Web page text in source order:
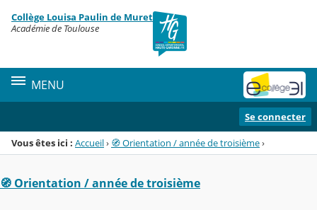
Menu de la rubrique
Contenu
Collège Louisa Paulin de Muret
Académie de Toulouse
MENU
Se connecter
Vous êtes ici : Accueil› 🧭 Orientation / année de troisième›
🧭 Orientation / année de troisième